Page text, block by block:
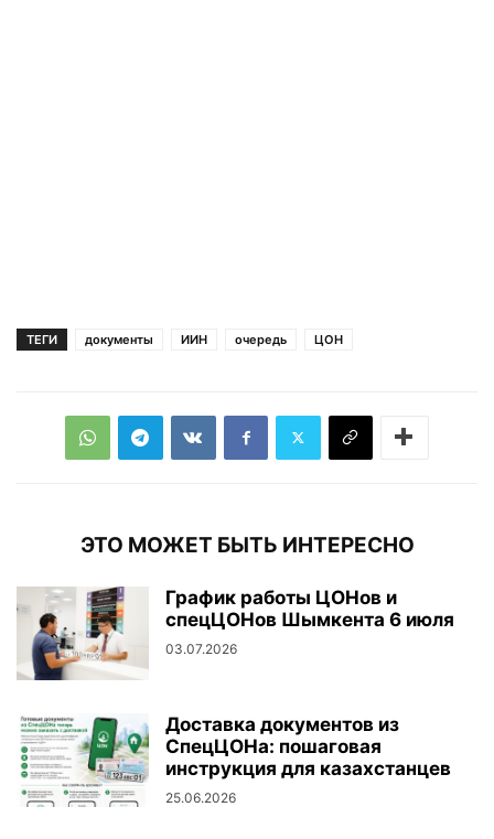
ТЕГИ документы ИИН очередь ЦОН
ЭТО МОЖЕТ БЫТЬ ИНТЕРЕСНО
График работы ЦОНов и
спецЦОНов Шымкента 6 июля
03.07.2026
Доставка документов из
СпецЦОНа: пошаговая
инструкция для казахстанцев
25.06.2026